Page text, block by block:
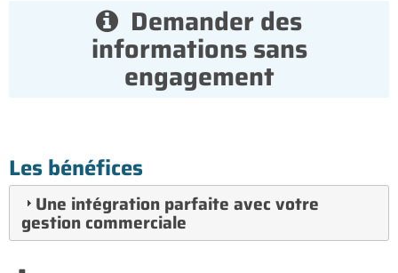
Demander des
informations sans
engagement
Les bénéfices
Une intégration parfaite avec votre
gestion commerciale